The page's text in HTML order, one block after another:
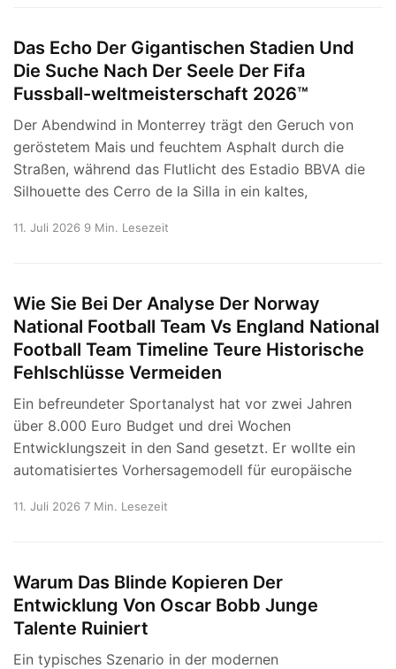
Das Echo Der Gigantischen Stadien Und
Die Suche Nach Der Seele Der Fifa
Fussball-weltmeisterschaft 2026™
Der Abendwind in Monterrey trägt den Geruch von
geröstetem Mais und feuchtem Asphalt durch die
Straßen, während das Flutlicht des Estadio BBVA die
Silhouette des Cerro de la Silla in ein kaltes,
11. Juli 2026 9 Min. Lesezeit
Wie Sie Bei Der Analyse Der Norway
National Football Team Vs England National
Football Team Timeline Teure Historische
Fehlschlüsse Vermeiden
Ein befreundeter Sportanalyst hat vor zwei Jahren
über 8.000 Euro Budget und drei Wochen
Entwicklungszeit in den Sand gesetzt. Er wollte ein
automatisiertes Vorhersagemodell für europäische
11. Juli 2026 7 Min. Lesezeit
Warum Das Blinde Kopieren Der
Entwicklung Von Oscar Bobb Junge
Talente Ruiniert
Ein typisches Szenario in der modernen